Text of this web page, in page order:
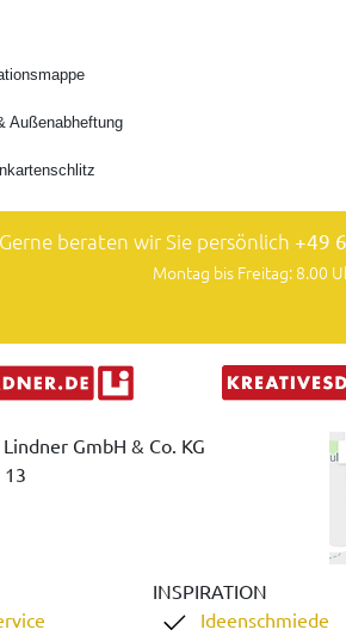
Außenabheftung
Gerne beraten wir Sie persönlich +49
Montag bis Freitag: 8.00
GmbH & Co. KG
INSPIRATION
Ideenschmiede